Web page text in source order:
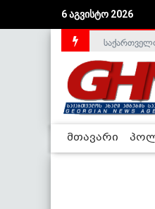
6 აგვისტო 2026
მთავარი